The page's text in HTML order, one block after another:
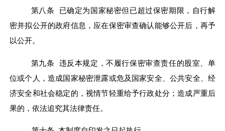
第八条 已确定为国家秘密但已超过保密期限，自行解
密并拟公开的政府信息，应在保密审查确认能够公开后，再予
以公开。
第九条 违反本规定，不履行保密审查责任的股室 、单
位或个人，造成国家秘密泄露或危及国家安全、公共安全、经
济安全和社会稳定的，视情节轻重给予行政处分；造成严重后
果的，依法追究其法律责任。